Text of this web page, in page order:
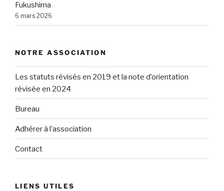
Fukushima
6 mars 2026
NOTRE ASSOCIATION
Les statuts révisés en 2019 et la note d’orientation
révisée en 2024
Bureau
Adhérer à l’association
Contact
LIENS UTILES